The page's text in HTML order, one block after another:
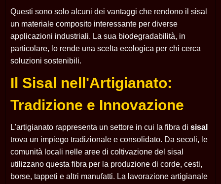
Questi sono solo alcuni dei vantaggi che rendono il sisal
un materiale composito interessante per diverse
applicazioni industriali. La sua biodegradabilità, in
particolare, lo rende una scelta ecologica per chi cerca
soluzioni sostenibili.
Il Sisal nell'Artigianato:
Tradizione e Innovazione
L'artigianato rappresenta un settore in cui la fibra di sisal
trova un impiego tradizionale e consolidato. Da secoli, le
comunità locali nelle aree di coltivazione del sisal
utilizzano questa fibra per la produzione di corde, cesti,
borse, tappeti e altri manufatti. La lavorazione artigianale